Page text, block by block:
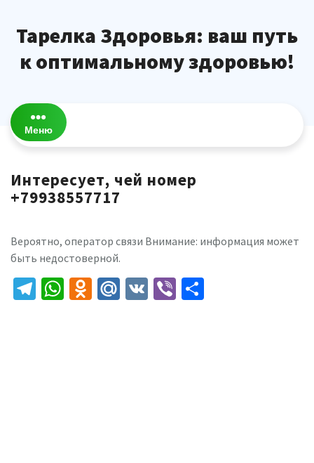
содержимому
Тарелка Здоровья: ваш путь
к оптимальному здоровью!
Меню
Интересует, чей номер
+79938557717
Вероятно, оператор связи Внимание: информация может
быть недостоверной.
Telegram
WhatsApp
Odnoklassniki
Mail.Ru
VK Viber